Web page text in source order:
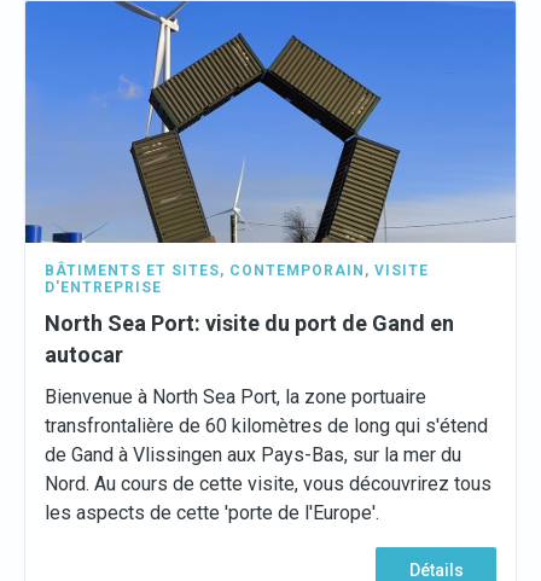
BÂTIMENTS ET SITES, CONTEMPORAIN , VISITE
D'ENTREPRISE
North Sea Port: visite du port de Gand en
autocar
Bienvenue à North Sea Port, la zone portuaire
transfrontalière de 60 kilomètres de long qui s'étend
de Gand à Vlissingen aux Pays-Bas, sur la mer du
Nord. Au cours de cette visite, vous découvrirez tous
les aspects de cette 'porte de l'Europe'.
Détails